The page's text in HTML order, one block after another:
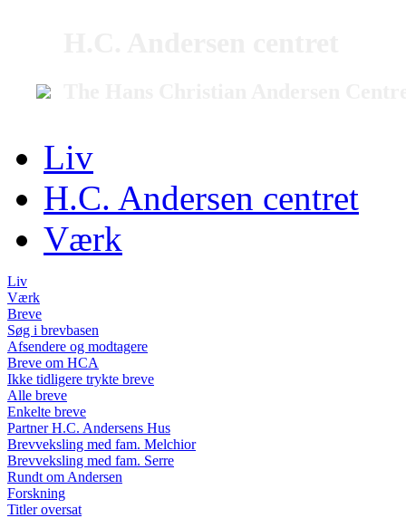
Liv
H.C. Andersen centret
Værk
Liv
Værk
Breve
Søg i brevbasen
Afsendere og modtagere
Breve om HCA
Ikke tidligere trykte breve
Alle breve
Enkelte breve
Partner H.C. Andersens Hus
Brevveksling med fam. Melchior
Brevveksling med fam. Serre
Rundt om Andersen
Forskning
Titler oversat